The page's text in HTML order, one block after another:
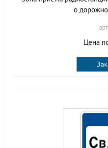
о
Цена